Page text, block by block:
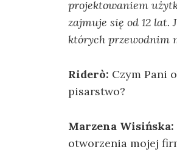
projektowaniem
zajmuje się od 12 lat.
których przewodnim
Riderò: Сzym Pani
pisarstwo?
Marzena Wisińska:
otworzenia mojej